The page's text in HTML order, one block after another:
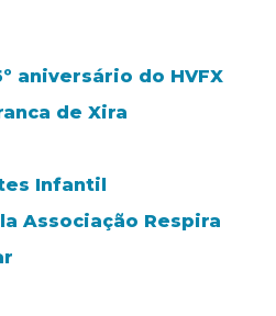
aniversário do HVFX
de Xira
Infantil
Associação Respira